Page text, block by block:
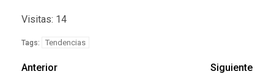
Visitas: 14
Tags: Tendencias
Anterior
Siguiente